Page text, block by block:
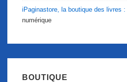
iPaginastore, la boutique des livres :
numérique
BOUTIQUE